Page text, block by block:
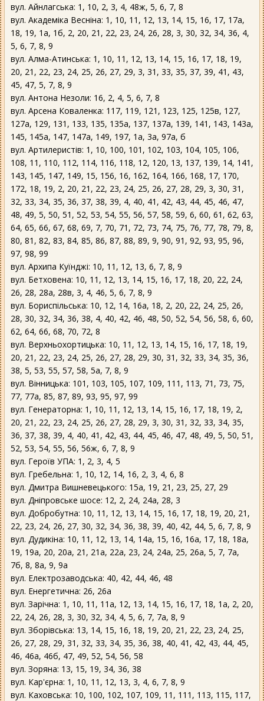
вул. Айнлагська: 1, 10, 2, 3, 4, 48ж, 5, 6, 7, 8
вул. Академіка Весніна: 1, 10, 11, 12, 13, 14, 15, 16, 17, 17а,
18, 19, 1а, 1б, 2, 20, 21, 22, 23, 24, 26, 28, 3, 30, 32, 34, 36, 4,
5, 6, 7, 8, 9
вул. Алма-Атинська: 1, 10, 11, 12, 13, 14, 15, 16, 17, 18, 19,
20, 21, 22, 23, 24, 25, 26, 27, 29, 3, 31, 33, 35, 37, 39, 41, 43,
45, 47, 5, 7, 8, 9
вул. Антона Незоли: 16, 2, 4, 5, 6, 7, 8
вул. Арсена Коваленка: 117, 119, 121, 123, 125, 125в, 127,
127а, 129, 131, 133, 135, 135а, 137, 137а, 139, 141, 143, 143а,
145, 145а, 147, 147а, 149, 197, 1а, 3а, 97а, б
вул. Артилеристів: 1, 10, 100, 101, 102, 103, 104, 105, 106,
108, 11, 110, 112, 114, 116, 118, 12, 120, 13, 137, 139, 14, 141,
143, 145, 147, 149, 15, 156, 16, 162, 164, 166, 168, 17, 170,
172, 18, 19, 2, 20, 21, 22, 23, 24, 25, 26, 27, 28, 29, 3, 30, 31,
32, 33, 34, 35, 36, 37, 38, 39, 4, 40, 41, 42, 43, 44, 45, 46, 47,
48, 49, 5, 50, 51, 52, 53, 54, 55, 56, 57, 58, 59, 6, 60, 61, 62, 63,
64, 65, 66, 67, 68, 69, 7, 70, 71, 72, 73, 74, 75, 76, 77, 78, 79, 8,
80, 81, 82, 83, 84, 85, 86, 87, 88, 89, 9, 90, 91, 92, 93, 95, 96,
97, 98, 99
вул. Архипа Куїнджі: 10, 11, 12, 13, 6, 7, 8, 9
вул. Бетховена: 10, 11, 12, 13, 14, 15, 16, 17, 18, 20, 22, 24,
26, 28, 28а, 28в, 3, 4, 46, 5, 6, 7, 8, 9
вул. Бориспільська: 10, 12, 14, 16а, 18, 2, 20, 22, 24, 25, 26,
28, 30, 32, 34, 36, 38, 4, 40, 42, 46, 48, 50, 52, 54, 56, 58, 6, 60,
62, 64, 66, 68, 70, 72, 8
вул. Верхньохортицька: 10, 11, 12, 13, 14, 15, 16, 17, 18, 19,
20, 21, 22, 23, 24, 25, 26, 27, 28, 29, 30, 31, 32, 33, 34, 35, 36,
38, 5, 53, 55, 57, 58, 5а, 7, 8, 9
вул. Вінницька: 101, 103, 105, 107, 109, 111, 113, 71, 73, 75,
77, 77а, 85, 87, 89, 93, 95, 97, 99
вул. Генераторна: 1, 10, 11, 12, 13, 14, 15, 16, 17, 18, 19, 2,
20, 21, 22, 23, 24, 25, 26, 27, 28, 29, 3, 30, 31, 32, 33, 34, 35,
36, 37, 38, 39, 4, 40, 41, 42, 43, 44, 45, 46, 47, 48, 49, 5, 50, 51,
52, 53, 54, 55, 56, 56ж, 6, 7, 8, 9
вул. Героїв УПА: 1, 2, 3, 4, 5
вул. Гребельна: 1, 10, 12, 14, 16, 2, 3, 4, 6, 8
вул. Дмитра Вишневецького: 15а, 19, 21, 23, 25, 27, 29
вул. Дніпровське шосе: 12, 2, 24, 24а, 28, 3
вул. Добробутна: 10, 11, 12, 13, 14, 15, 16, 17, 18, 19, 20, 21,
22, 23, 24, 26, 27, 30, 32, 34, 36, 38, 39, 40, 42, 44, 5, 6, 7, 8, 9
вул. Дудикіна: 10, 11, 12, 13, 14, 14а, 15, 16, 16а, 17, 18, 18а,
19, 19а, 20, 20а, 21, 21а, 22а, 23, 24, 24а, 25, 26а, 5, 7, 7а,
7б, 8, 8а, 9, 9а
вул. Електрозаводська: 40, 42, 44, 46, 48
вул. Енергетична: 26, 26а
вул. Зарічна: 1, 10, 11, 11а, 12, 13, 14, 15, 16, 17, 18, 1а, 2, 20,
22, 24, 26, 28, 3, 30, 32, 34, 4, 5, 6, 7, 7а, 8, 9
вул. Зборівська: 13, 14, 15, 16, 18, 19, 20, 21, 22, 23, 24, 25,
26, 27, 28, 29, 31, 32, 33, 34, 35, 36, 38, 40, 41, 42, 43, 44, 45,
46, 46а, 46б, 47, 49, 52, 54, 56, 58
вул. Зоряна: 13, 15, 19, 34, 36, 38
вул. Кар'єрна: 1, 10, 11, 12, 13, 3, 4, 6, 7, 8, 9
вул. Каховська: 10, 100, 102, 107, 109, 11, 111, 113, 115, 117,